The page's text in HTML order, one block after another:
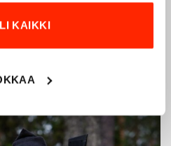
KAIKKI
ratkaisuja.